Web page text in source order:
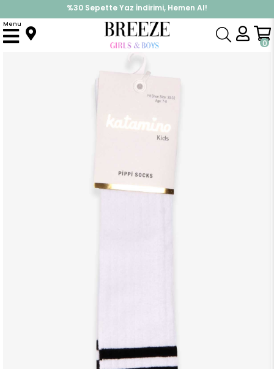
%30 Sepette Yaz İndirimi, Hemen Al!
İndirimlere ek %10 İndirimi Kap, Hemen Üye Ol!
0
Menu
Anasayfa Çorap Kız Çocuk Dizüstü Çorap Sportif Çizgili Beyaz (11-12 Yaş)